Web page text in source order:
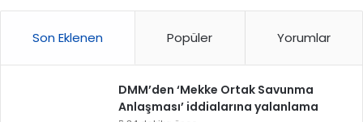
Son Eklenen Popüler Yorumlar
DMM’den ‘Mekke Ortak Savunma
Anlaşması’ iddialarına yalanlama